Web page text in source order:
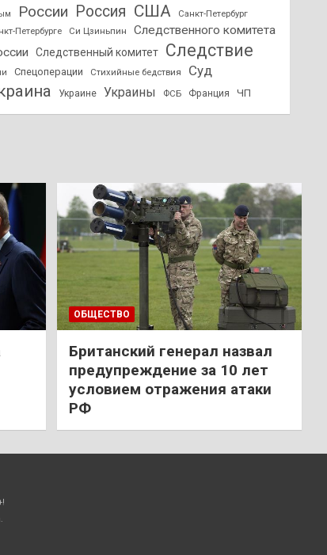
России Россия США
Санкт-Петербург
Петербурге
Си Цзиньпин
Следственного комитета
Следственный комитет Следствие
Спецоперации Стихийные бедствия Суд
Украине Украины ФСБ Франция ЧП
ОБЩЕСТВО
Британский генерал назвал
предупреждение за 10 лет
условием отражения атаки
РФ